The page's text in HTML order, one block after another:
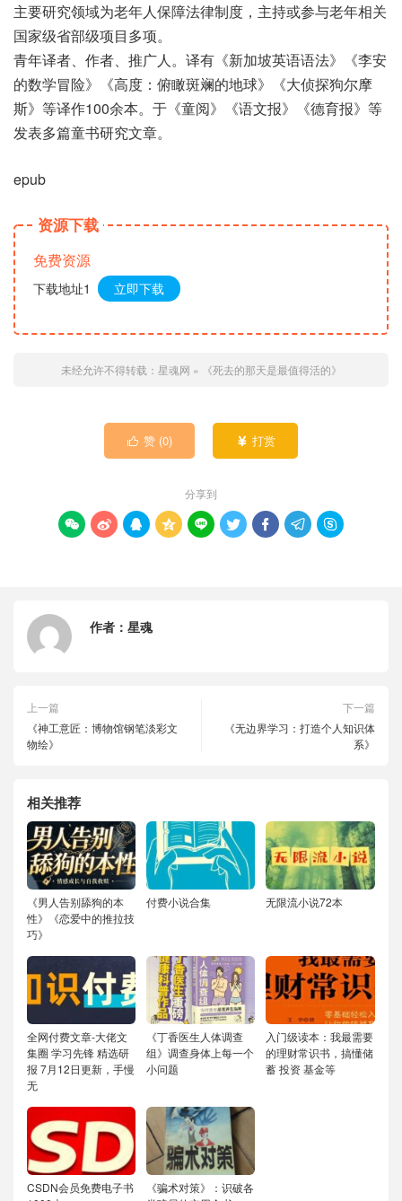
主要研究领域为老年人保障法律制度，主持或参与老年相关
国家级省部级项目多项。
青年译者、作者、推广人。译有《新加坡英语语法》《李安
的数学冒险》《高度：俯瞰斑斓的地球》《大侦探狗尔摩
斯》等译作100余本。于《童阅》《语文报》《德育报》等
发表多篇童书研究文章。
epub
资源下载
免费资源
下载地址1 立即下载
未经允许不得转载： 星魂网 » 《死去的那天是最值得活的》
 赞 (0)  打赏
分享到
        
作者： 星魂
上一篇
《神工意匠：博物馆钢笔淡彩文
物绘》
下一篇
《无边界学习：打造个人知识体
系》
相关推荐
《男人告别舔狗的本
性》《恋爱中的推拉技
巧》
付费小说合集 无限流小说72本
全网付费文章-大佬文
集圈 学习先锋 精选研
报 7月12日更新，手慢
无
《丁香医生人体调查
组》调查身体上每一个
小问题
入门级读本：我最需要
的理财常识书，搞懂储
蓄 投资 基金等
CSDN会员免费电子书
《骗术对策》：识破各